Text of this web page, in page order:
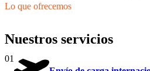
Lo que ofrecemos
Nuestros servicios
01